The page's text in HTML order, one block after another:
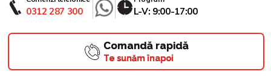
0312 287 300 L-V: 9:00-17:00
Comandă rapidă
Te sunăm înapoi